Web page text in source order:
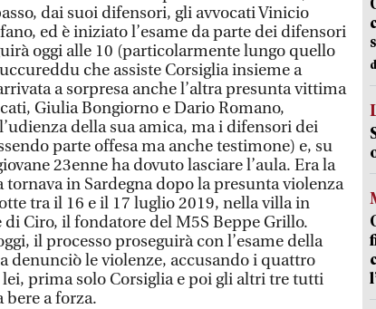
dai suoi difensori, gli avvocati Vinicio
ed è iniziato l’esame da parte dei difensori
oggi alle 10 (particolarmente lungo quello
che assiste Corsiglia insieme a
a sorpresa anche l’altra presunta vittima
Giulia Bongiorno e Dario Romano,
della sua amica, ma i difensori dei
parte offesa ma anche testimone) e, su
23enne ha dovuto lasciare l’aula. Era la
tornava in Sardegna dopo la presunta violenza
tra il 16 e il 17 luglio 2019, nella villa in
di Ciro, il fondatore del M5S Beppe Grillo.
il processo proseguirà con l’esame della
denunciò le violenze, accusando i quattro
prima solo Corsiglia e poi gli altri tre tutti
bere a forza.